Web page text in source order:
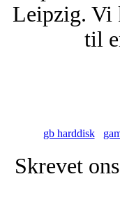
Leipzig. Vi
til
gb harddisk
Skrevet